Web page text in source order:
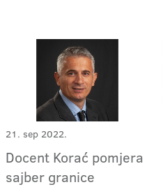
21. sep 2022.
Docent Korać pomjera
sajber granice